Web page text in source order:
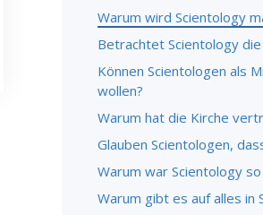
Warum wird Scientology
Betrachtet Scientology
Können Scientologen als
wollen?
Warum hat die Kirche
Glauben Scientologen,
Warum war Scientology
Warum gibt es auf alles in